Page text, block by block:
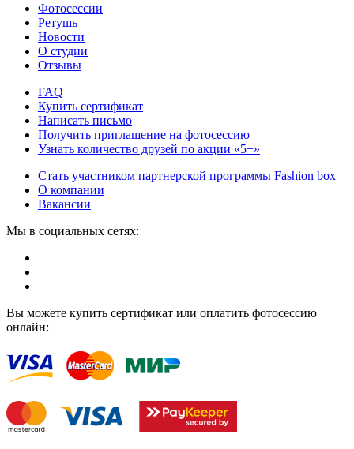
Фотосессии
Ретушь
Новости
О студии
Отзывы
FAQ
Купить сертификат
Написать письмо
Получить приглашение на фотосессию
Узнать количество друзей по акции «5+»
Стать участником партнерской программы Fashion box
О компании
Вакансии
Мы в социальных сетях:
Вы можете купить сертификат или оплатить фотосессию
онлайн: